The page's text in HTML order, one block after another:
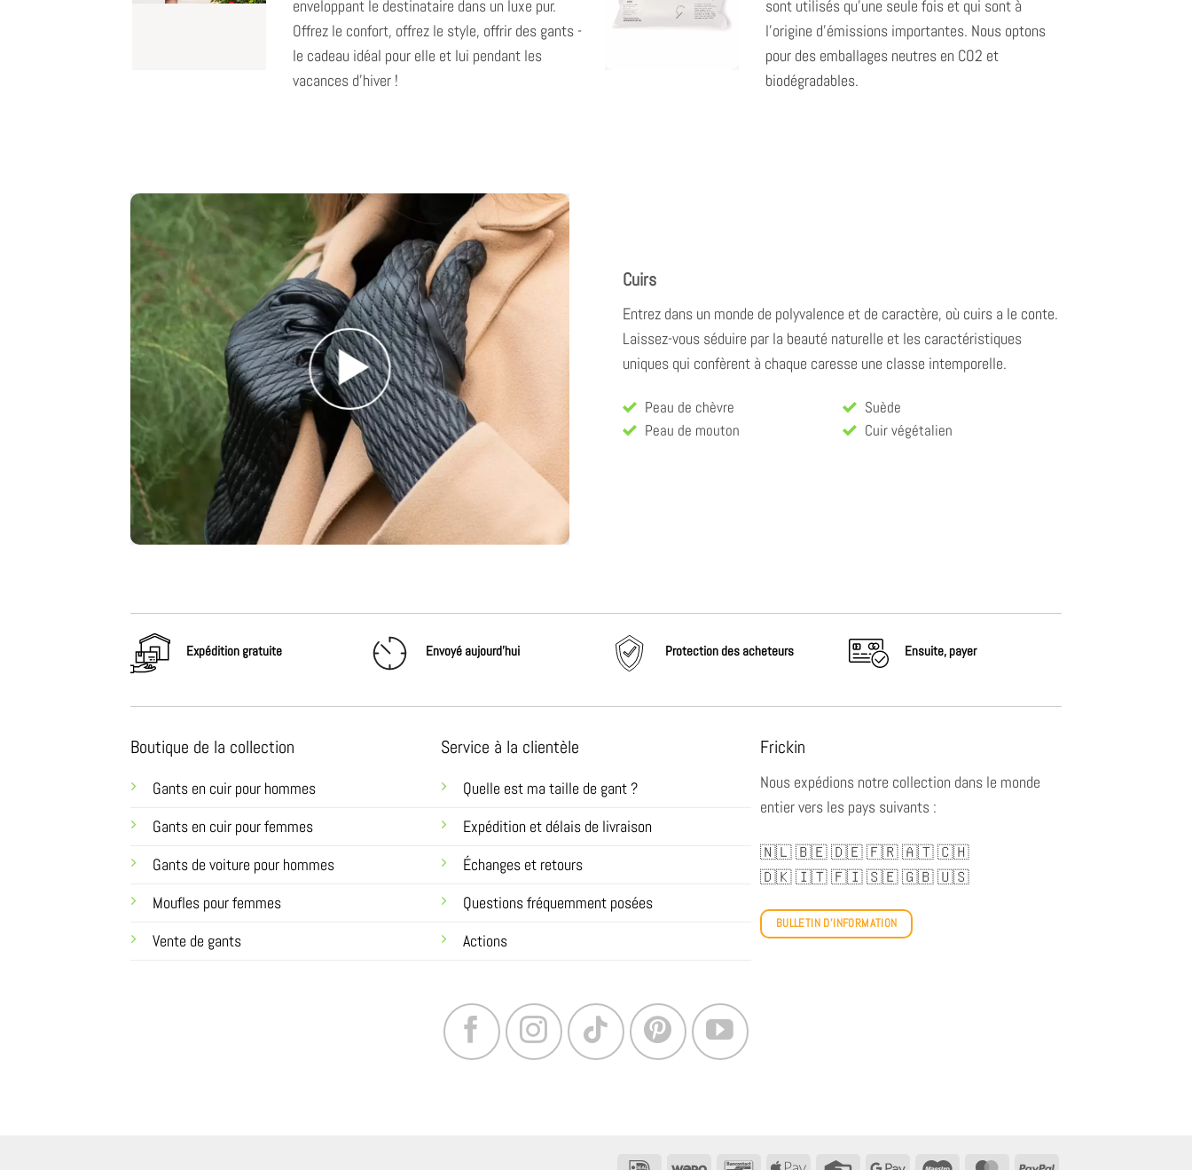
enveloppant le destinataire dans un luxe pur.
Offrez le confort, offrez le style, offrir des gants -
le cadeau idéal pour elle et lui pendant les
vacances d'hiver !
sont utilisés qu'une seule fois et qui sont à
l'origine d'émissions importantes. Nous optons
pour des emballages neutres en CO2 et
biodégradables.
Cuirs
Entrez dans un monde de polyvalence et de caractère, où cuirs a le conte.
Laissez-vous séduire par la beauté naturelle et les caractéristiques
uniques qui confèrent à chaque caresse une classe intemporelle.
Peau de chèvre
Peau de mouton
Suède
Cuir végétalien
Expédition gratuite Envoyé aujourd'hui Protection des acheteurs Ensuite,payer
Boutique de la collection
Gants en cuir pour hommes
Gants en cuir pour femmes
Gants de voiture pour hommes
Moufles pour femmes
Vente de gants
Service à la clientèle
Quelle est ma taille de gant ?
Expédition et délais de livraison
Échanges et retours
Questions fréquemment posées
Actions
Frickin
Nous expédions notre collection dans le monde
entier vers les pays suivants :
🇳🇱🇧🇪🇩🇪🇫🇷🇦🇹🇨🇭
🇩🇰🇮🇹🇫🇮🇸🇪🇬🇧🇺🇸
BULLETIN D'INFORMATION